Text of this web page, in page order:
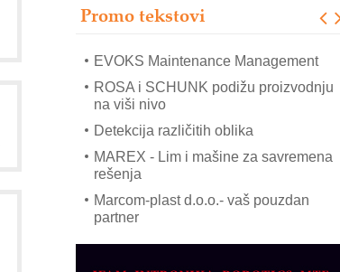
Promo tekstovi
solarnim elektranama i vetroparkovima
EVOKS Maintenance Management
ROSA i SCHUNK podižu proizvodnju
na viši nivo
Detekcija različitih oblika
MAREX - Lim i mašine za savremena
rešenja
Marcom-plast d.o.o.- vaš pouzdan
partner
CTO - Prilagodite svoju toplinsku